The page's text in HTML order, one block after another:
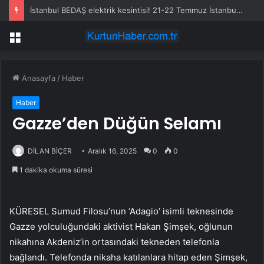
İstanbul BEDAŞ elektrik kesintisi! 21-22 Temmuz İstanbul’da elektrik kesintisi ne zaman bitecek, elektrikler ne zaman gelecek?
Menü
Anasayfa / Haber
Haber
Gazze’den Düğün Selamı
DİLAN BİÇER Aralık 16, 2025 0 0
1 dakika okuma süresi
KÜRESEL Sumud Filosu’nun ‘Adagio’ isimli teknesinde
Gazze yolculuğundaki aktivist Hakan Şimşek, oğlunun
nikahına Akdeniz’in ortasındaki tekneden telefonla
bağlandı. Telefonda nikaha katılanlara hitap eden Şimşek,